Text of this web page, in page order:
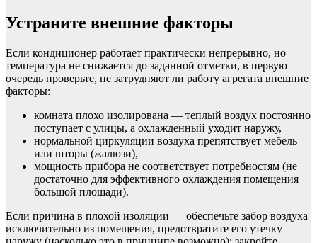
Устраните внешние факторы
Если кондиционер работает практически непрерывно, но
температура не снижается до заданной отметки, в первую
очередь проверьте, не затрудняют ли работу агрегата внешние
факторы:
комната плохо изолирована — теплый воздух постоянно
поступает с улицы, а охлажденный уходит наружу,
нормальной циркуляции воздуха препятствует мебель
или шторы (жалюзи),
мощность прибора не соответствует потребностям (не
достаточно для эффективного охлаждения помещения
большой площади).
Если причина в плохой изоляции — обеспечьте забор воздуха
исключительно из помещения, предотвратите его утечку